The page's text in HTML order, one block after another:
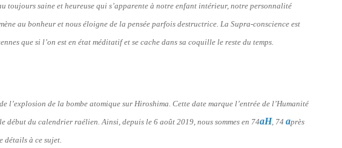
toujours saine et heureuse qui s’apparente à notre enfant intérieur, notre personnalité
au bonheur et nous éloigne de la pensée parfois destructrice. La Supra-conscience est
que si l’on est en état méditatif et se cache dans sa coquille le reste du temps.
l’explosion de la bombe atomique sur Hiroshima. Cette date marque l’entrée de l’Humanité
début du calendrier raélien. Ainsi, depuis le 6 août 2019, nous sommes en 74aH , 74 après
détails à ce sujet.